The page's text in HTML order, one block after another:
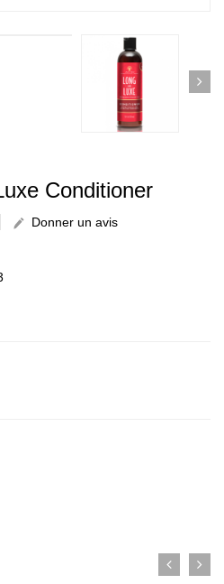
Conditioner
Donner un avis